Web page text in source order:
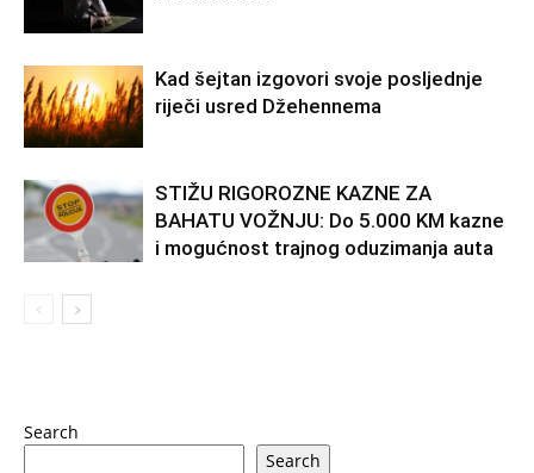
Kad šejtan izgovori svoje posljednje
riječi usred Džehennema
STIŽU RIGOROZNE KAZNE ZA
BAHATU VOŽNJU: Do 5.000 KM kazne
i mogućnost trajnog oduzimanja auta
Search
Search